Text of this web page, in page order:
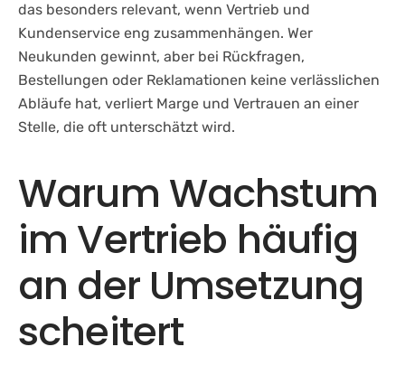
das besonders relevant, wenn Vertrieb und
Kundenservice eng zusammenhängen. Wer
Neukunden gewinnt, aber bei Rückfragen,
Bestellungen oder Reklamationen keine verlässlichen
Abläufe hat, verliert Marge und Vertrauen an einer
Stelle, die oft unterschätzt wird.
Warum Wachstum
im Vertrieb häufig
an der Umsetzung
scheitert